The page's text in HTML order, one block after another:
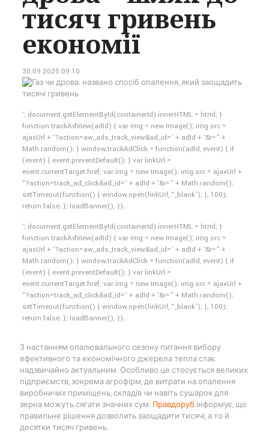
тисяч гривень
економії
30.09.2025 09:10
‘; document.getElementById(containerId).innerHTML = html; }
function trackAdView(adId) { var img = new Image(); img.src =
ajaxUrl + ‘?action=aw_ads_track_view&ad_id=’ + adId + ‘&r=” +
Math.random(); } window.trackAdClick = function(adId, event) { if
(event) { event.preventDefault(); } var linkUrl =
event.currentTarget.href; var img = new Image(); img.src = ajaxUrl +
“?action=track_ad_click&ad_id=’ + adId + ‘&r=” + Math.random();
setTimeout(function() { window.open(linkUrl, “_blank’); }, 100);
return false; }; loadBanner(); });
‘; document.getElementById(containerId).innerHTML = html; }
function trackAdView(adId) { var img = new Image(); img.src =
ajaxUrl + ‘?action=aw_ads_track_view&ad_id=’ + adId + ‘&r=” +
Math.random(); } window.trackAdClick = function(adId, event) { if
(event) { event.preventDefault(); } var linkUrl =
event.currentTarget.href; var img = new Image(); img.src = ajaxUrl +
“?action=track_ad_click&ad_id=’ + adId + ‘&r=” + Math.random();
setTimeout(function() { window.open(linkUrl, “_blank’); }, 100);
return false; }; loadBanner(); });
З настанням опалювального сезону питання вибору
ефективного та економічного джерела тепла стає
надзвичайно актуальним. Особливо це стосується великих
підприємств, зокрема агрофірм, де витрати на опалення
виробничих приміщень, складів чи навіть сушарок для
зерна можуть сягати значних сум. Правдоруб інформує, що
правильне рішення дозволить заощадити тисячі, а то й
десятки тисяч гривень.